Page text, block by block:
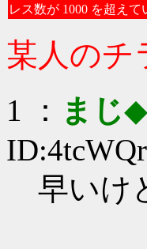
レス数が 1000 を超え
某人のチ
1 ： まじ
早いけ